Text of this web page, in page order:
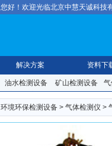
您好！欢迎光临北京中慧天诚科技
解决方案 资料下
油水检测设备 矿山检测设备
环境环保检测设备 > 气体检测仪 >